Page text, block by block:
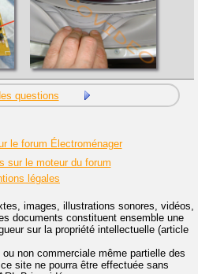
questions
le forum Électroménager
sur le moteur du forum
légales
images, illustrations sonores, vidéos,
documents constituent ensemble une
sur la propriété intellectuelle (article
non commerciale même partielle des
site ne pourra être effectuée sans